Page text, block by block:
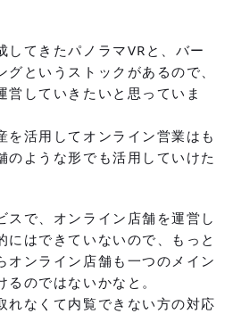
してきたパノラマVRと、バー
というストックがあるので、
営していきたいと思っていま
を活用してオンライン営業はも
のような形でも活用していけた
スで、オンライン店舗を運営し
にはできていないので、もっと
オンライン店舗も一つのメイン
のではないかなと。
れなくて内覧できない方の対応